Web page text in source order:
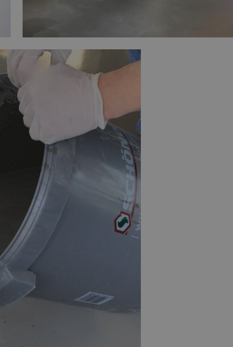
EPOXY GIETVLOER
Gietvloer bedrijfsruimte
Gietvloer garage
Toplaag transparant
Toplaag anti-slip
Budget toplaag
Toplaag in kleur